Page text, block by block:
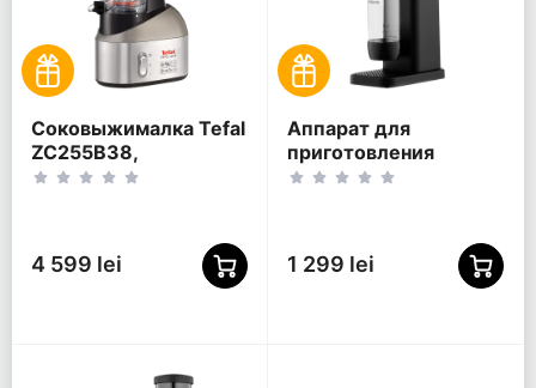
Соковыжималка Tefal
ZC255B38,
Серебристый |
4 599 lei
Аппарат для
приготовления
газировки Ardesto
1 299 lei